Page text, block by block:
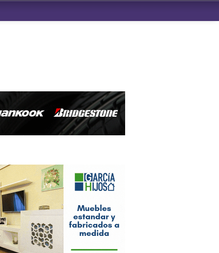
de San Benito